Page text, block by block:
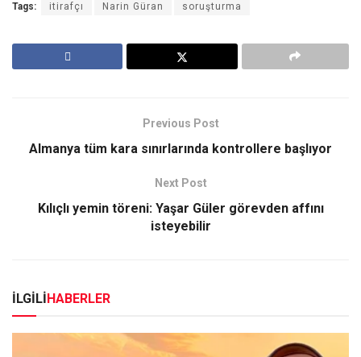
Tags: itirafçı Narin Güran soruşturma
Previous Post
Almanya tüm kara sınırlarında kontrollere başlıyor
Next Post
Kılıçlı yemin töreni: Yaşar Güler görevden affını
isteyebilir
İLGİLİHABERLER